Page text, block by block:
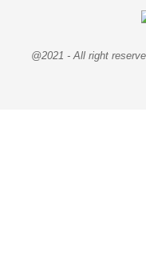
@2021 - All right